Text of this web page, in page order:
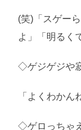
(笑)「スゲー
よ」「明るく
◇ゲジゲジや
「よくわかん
◇ゲロっちゃ